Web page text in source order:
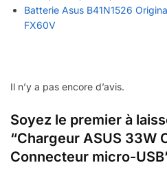
Batterie Asus B41N1526
FX60V
Il n’y a pas encore d’avis.
Soyez le premier à
“Chargeur ASUS 33W
Connecteur micro-